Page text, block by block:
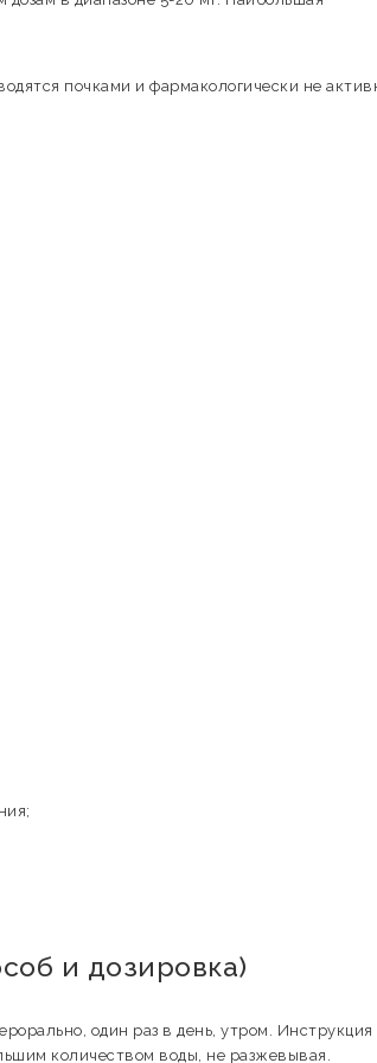
почками и фармакологически не
и дозировка)
один раз в день, утром. Инструкция
количеством воды, не разжевывая.